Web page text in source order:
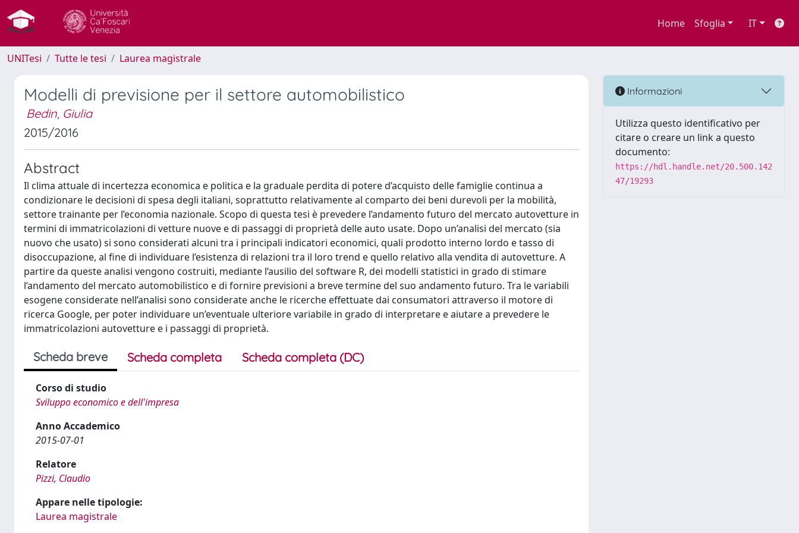
Home Sfoglia IT
UNITesi Tutte le tesi Laurea magistrale
Modelli di previsione per il settore automobilistico
Bedin, Giulia
2015/2016
Abstract
Il clima attuale di incertezza economica e politica e la graduale perdita di potere d’acquisto delle famiglie continua a
condizionare le decisioni di spesa degli italiani, soprattutto relativamente al comparto dei beni durevoli per la mobilità,
settore trainante per l’economia nazionale. Scopo di questa tesi è prevedere l’andamento futuro del mercato autovetture in
termini di immatricolazioni di vetture nuove e di passaggi di proprietà delle auto usate. Dopo un’analisi del mercato (sia
nuovo che usato) si sono considerati alcuni tra i principali indicatori economici, quali prodotto interno lordo e tasso di
disoccupazione, al fine di individuare l’esistenza di relazioni tra il loro trend e quello relativo alla vendita di autovetture. A
partire da queste analisi vengono costruiti, mediante l’ausilio del software R, dei modelli statistici in grado di stimare
l’andamento del mercato automobilistico e di fornire previsioni a breve termine del suo andamento futuro. Tra le variabili
esogene considerate nell’analisi sono considerate anche le ricerche effettuate dai consumatori attraverso il motore di
ricerca Google, per poter individuare un’eventuale ulteriore variabile in grado di interpretare e aiutare a prevedere le
immatricolazioni autovetture e i passaggi di proprietà.
Scheda breve Scheda completa Scheda completa (DC)
Corso di studio
Sviluppo economico e dell'impresa
Anno Accademico
2015-07-01
Relatore
Pizzi, Claudio
Appare nelle tipologie:
Laurea magistrale
Informazioni
Utilizza questo identificativo per
citare o creare un link a questo
documento:
https://hdl.handle.net/20.500.142
47/19293